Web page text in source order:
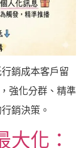
銷成本客戶留
強化分群、精準
銷決策。
大化：